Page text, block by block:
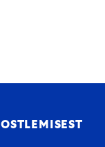
OSTLEMISEST